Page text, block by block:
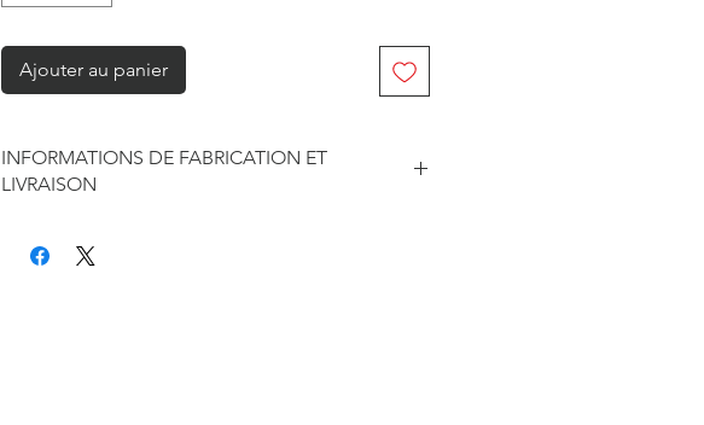
Ajouter au panier
INFORMATIONS DE FABRICATION ET
LIVRAISON
seule à sa réalisation. Je suis maître de mes délais